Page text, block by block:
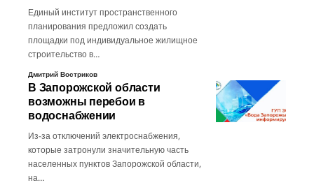
Единый институт пространственного
планирования предложил создать
площадки под индивидуальное жилищное
строительство в…
Дмитрий Востриков
В Запорожской области
возможны перебои в
водоснабжении
Из-за отключений электроснабжения,
которые затронули значительную часть
населенных пунктов Запорожской области,
на…